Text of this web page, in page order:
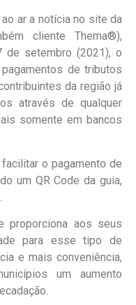
ar a notícia no site da
cliente Thema®),
de setembro (2021), o
de tributos
da região já
através de qualquer
somente em bancos
o pagamento de
um QR Code da guia,
proporciona aos seus
para esse tipo de
e mais conveniência,
um aumento